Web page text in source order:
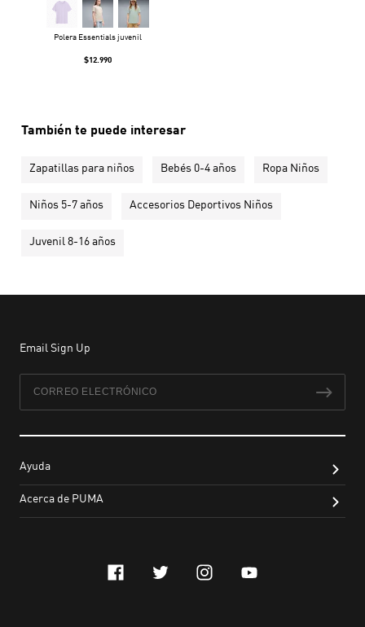
Polera Essentials juvenil
$12.990
También te puede interesar
Zapatillas para niños Bebés 0-4 años Ropa Niños
Niños 5-7 años Accesorios Deportivos Niños
Juvenil 8-16 años